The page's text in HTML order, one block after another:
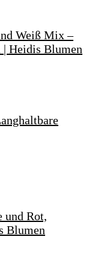
Weiß Mix –
| Heidis Blumen
und Rot,
Blumen